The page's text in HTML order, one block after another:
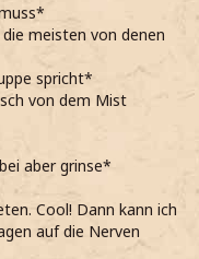
meisten von denen
spricht*
von dem Mist
aber grinse*
Cool! Dann kann ich
auf die Nerven